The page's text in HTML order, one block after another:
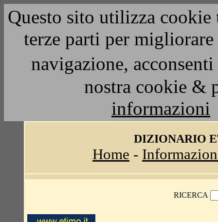
Questo sito utilizza
terze parti per
navigazione,
nostra cookie &
informazioni
DIZIONARIO
Home -
RICERCA